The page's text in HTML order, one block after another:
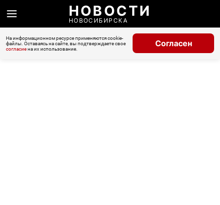
НОВОСТИ
НОВОСИБИРСКА
На информационном ресурсе применяются cookie-
файлы. Оставаясь на сайте, вы подтверждаете свое
согласиена их использование.
Согласен